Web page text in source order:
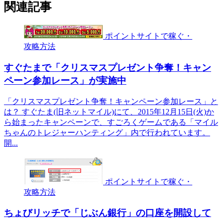
関連記事
ポイントサイトで稼ぐ・
攻略方法
すぐたまで「クリスマスプレゼント争奪！キャン
ペーン参加レース」が実施中
「クリスマスプレゼント争奪！キャンペーン参加レース」と
は？ すぐたま(旧ネットマイル)にて、2015年12月15日(火)か
ら始まったキャンペーンで、すごろくゲームである「マイル
ちゃんのトレジャーハンティング」内で行われています。
開...
ポイントサイトで稼ぐ・
攻略方法
ちょびリッチで「じぶん銀行」の口座を開設して